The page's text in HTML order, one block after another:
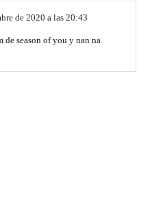
de 2020 a las 20:43
de season of you y nan na